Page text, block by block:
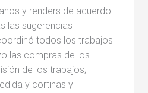
y renders de acuerdo
las sugerencias
todos los trabajos
las compras de los
de los trabajos;
y cortinas y